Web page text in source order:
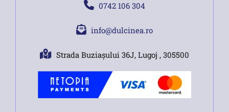
0742 106 304
info@dulcinea.ro
Strada Buziașului 36J, Lugoj , 305500